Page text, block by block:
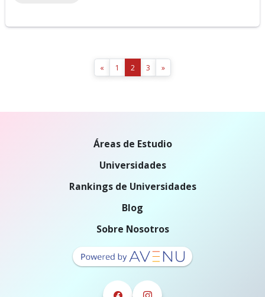
« 1 2 3 »
Áreas de Estudio
Universidades
Rankings de Universidades
Blog
Sobre Nosotros